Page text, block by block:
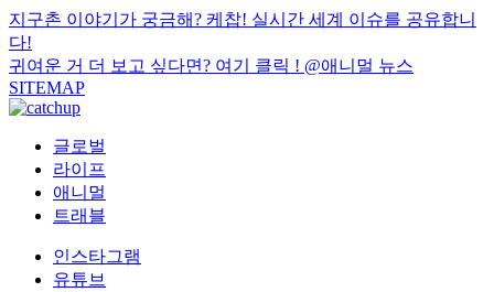
지구촌 이야기가 궁금해? 케찹! 실시간 세계 이슈를 공유합니
다!
귀여운 거 더 보고 싶다면? 여기 클릭 ! @애니멀 뉴스
SITEMAP
글로벌
라이프
애니멀
트래블
인스타그램
유튜브